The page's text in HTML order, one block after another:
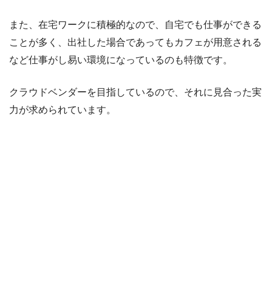
また、在宅ワークに積極的なので、自宅でも仕事ができる
ことが多く、出社した場合であってもカフェが用意される
など仕事がし易い環境になっているのも特徴です。
クラウドベンダーを目指しているので、それに見合った実
力が求められています。